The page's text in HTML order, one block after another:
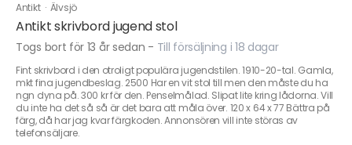
Antikt · Älvsjö
Antikt skrivbord jugend stol
Togs bort för 13 år sedan - Till försäljning i 18 dagar
Fint skrivbord i den otroligt populära jugendstilen. 1910-20-tal. Gamla,
mkt fina jugendbeslag. 2500 Har en vit stol till men den måste du ha
ngn dyna på. 300 kr för den. Penselmålad. Slipat lite kring lådorna. Vill
du inte ha det så så är det bara att måla över. 120 x 64 x 77 Bättra på
färg, då har jag kvar färgkoden. Annonsören vill inte störas av
telefonsäljare.